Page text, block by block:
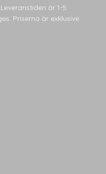
är 1-5
Priserna är exklusive